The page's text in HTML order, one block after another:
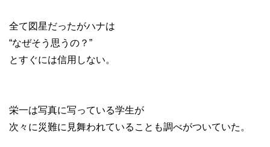
全て図星だったがハナは
“なぜそう思うの？”
とすぐには信用しない。
栄一は写真に写っている学生が
次々に災難に見舞われていることも調べがついていた。